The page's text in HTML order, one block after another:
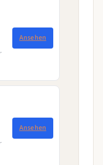
.
Ansehen
.
Ansehen